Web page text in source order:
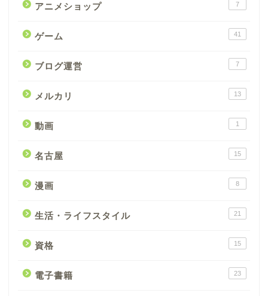
アニメショップ 7
ゲーム 41
ブログ運営 7
メルカリ 13
動画 1
名古屋 15
漫画 8
生活・ライフスタイル 21
資格 15
電子書籍 23